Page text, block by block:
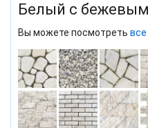
Белый с бежевым
Вы можете посмотреть